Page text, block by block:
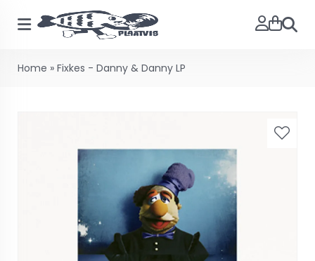
Search
Home » Fixkes - Danny & Danny LP